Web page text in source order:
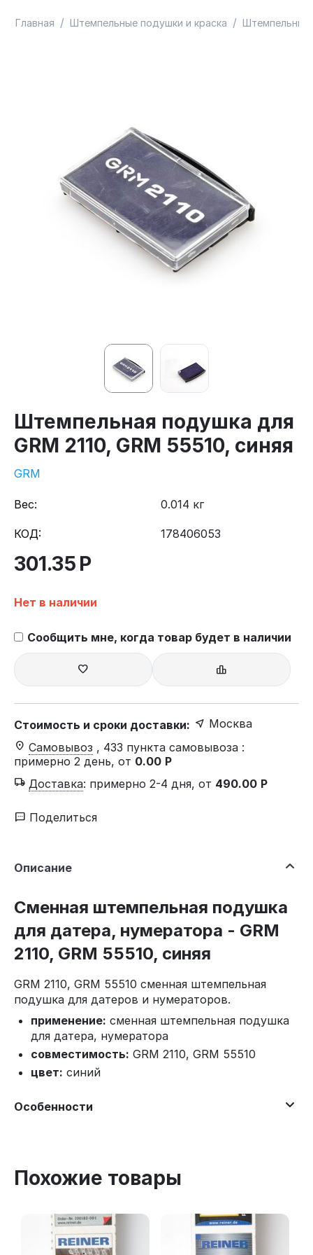
Главная / Штемпельные подушки и краска / Штемпельные
Штемпельная подушка для
GRM 2110, GRM 55510, синяя
GRM
Вес: 0.014 кг
КОД: 178406053
301.35 Р
Нет в наличии
Сообщить мне, когда товар будет в наличии
Стоимость и сроки доставки:
Москва
Самовывоз , 433 пункта самовывоза :
примерно 2 день, от 0.00 Р
Доставка: примерно 2-4 дня, от 490.00 Р
Поделиться
Описание
Сменная штемпельная подушка
для датера, нумератора - GRM
2110, GRM 55510, синяя
GRM 2110, GRM 55510 сменная штемпельная
подушка для датеров и нумераторов.
применение: сменная штемпельная подушка
для датера, нумератора
совместимость: GRM 2110, GRM 55510
цвет: синий
Особенности
Похожие товары